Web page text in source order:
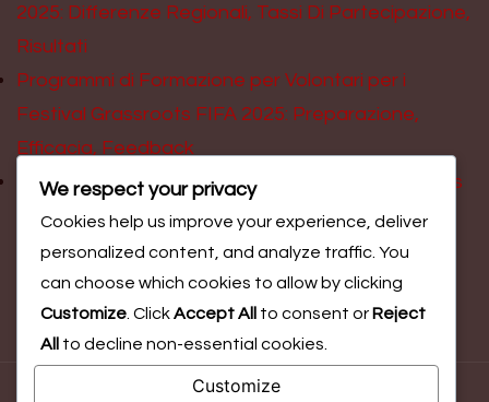
2025: Differenze Regionali, Tassi Di Partecipazione,
Risultati
Programmi di Formazione per Volontari per i
Festival Grassroots FIFA 2025: Preparazione,
Efficacia, Feedback
Coinvolgimento scolastico nei Festival Grassroots
FIFA 2025: Programmi, coinvolgimento degli
studenti, risultati
We respect your privacy
Cookies help us improve your experience, deliver
personalized content, and analyze traffic. You
can choose which cookies to allow by clicking
Customize . ClickAccept All to consent or Reject
All
to decline non-essential cookies.
Customize